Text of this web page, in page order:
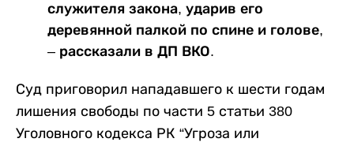
служителя закона, ударив его
деревянной палкой по спине и голове,
– рассказали в ДП ВКО.
Суд приговорил нападавшего к шести годам
лишения свободы по части 5 статьи 380
Уголовного кодекса РК “Угроза или